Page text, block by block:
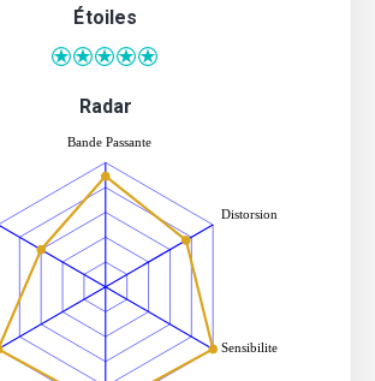
Étoiles
Radar